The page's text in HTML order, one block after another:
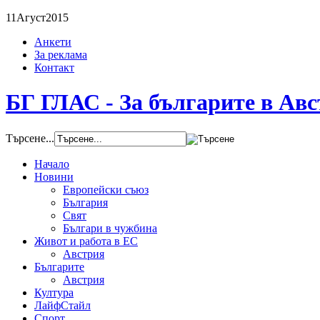
11 Агуст2015
Анкети
За реклама
Контакт
БГ ГЛАС - За българите в
Търсене...
Начало
Новини
Европейски съюз
България
Свят
Българи в чужбина
Живот и работа в ЕС
Австрия
Българите
Австрия
Култура
ЛайфСтайл